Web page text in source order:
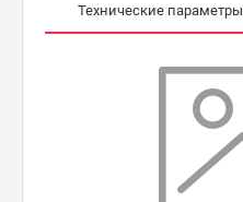
Технические параметры